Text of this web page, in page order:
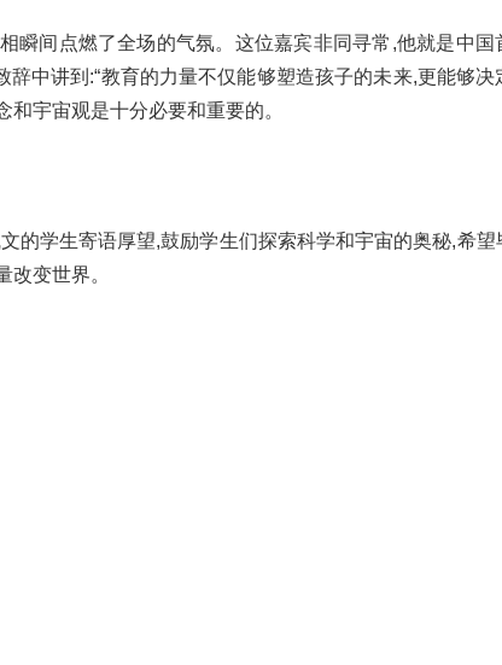
瞬间点燃了全场的气氛。这位嘉宾非同寻常,他就是中国
辞中讲到:“教育的力量不仅能够塑造孩子的未来,更能够决
宇宙观是十分必要和重要的。
的学生寄语厚望,鼓励学生们探索科学和宇宙的奥秘,希望
变世界。